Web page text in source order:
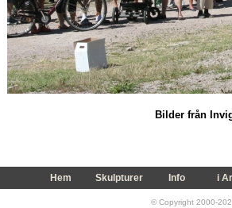
Bilder från
Hem Skulpturer Info i
© Copyright 2000-